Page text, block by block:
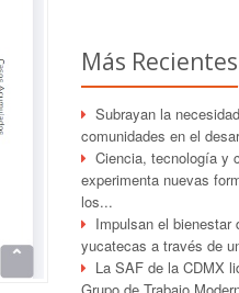
Más Recientes
Subrayan la
comunidades en el
Ciencia, tecnología y
experimenta nuevas
los...
Impulsan el bienestar
yucatecas a través de
La SAF de la CDMX